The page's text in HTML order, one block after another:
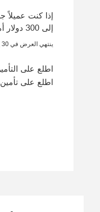
إلى 300 دولار أمريكي عند حصولك على بوليصة تأمين Zurich.
ينتهي العرض في 30 يونيو 2026.
اطلع على ‏‫التأمين على الحياة‬ محدد الأجل من شركة Zurich International
اطلع على تأمين Zurich Futura مدى الحياة